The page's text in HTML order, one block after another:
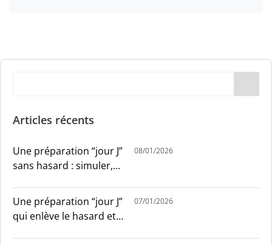
Articles récents
Une préparation “jour J”
sans hasard : simuler,
08/01/2026
Une préparation “jour J”
qui enlève le hasard et
07/01/2026